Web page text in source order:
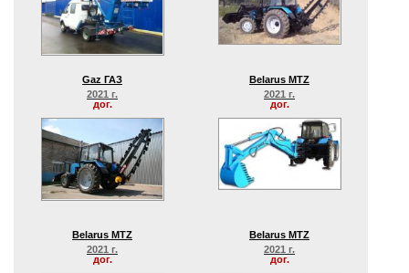
Gaz ГАЗ
2021 г.
дог.
Belarus MTZ
2021 г.
дог.
Belarus MTZ
2021 г.
дог.
Belarus MTZ
2021 г.
дог.